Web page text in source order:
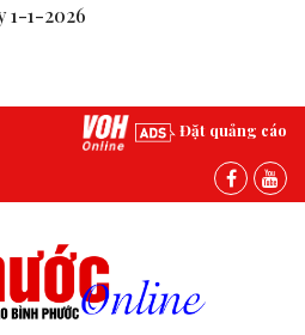
1-1-2026
Đặt quảng cáo